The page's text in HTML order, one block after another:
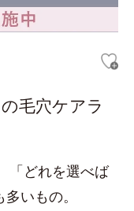
毛穴ケアラ
「どれを選べば
いもの。